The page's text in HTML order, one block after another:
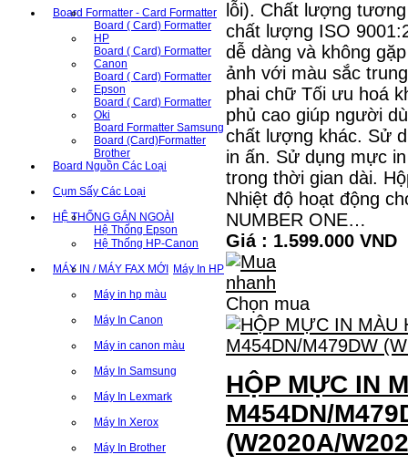
Board Formatter - Card Formatter
Board ( Card) Formatter
HP
Board ( Card) Formatter
Canon
Board ( Card) Formatter
Epson
Board ( Card) Formatter
Oki
Board Formatter Samsung
Board (Card)Formatter
Brother
Board Nguồn Các Loại
Cụm Sấy Các Loại
HỆ THỐNG GẮN NGOÀI
Hệ Thống Epson
Hệ Thống HP-Canon
MÁY IN / MÁY FAX MỚI Máy In HP
Máy in hp màu
Máy In Canon
Máy in canon màu
Máy In Samsung
Máy In Lexmark
Máy In Xerox
Máy In Brother
lỗi). Chất lượng
chất lượng ISO
dễ dàng và không
ảnh với màu sắc
phai chữ Tối ưu hoá
phủ cao giúp người
chất lượng khác. Sử
in ấn. Sử dụng mực
trong thời gian dài.
Nhiệt độ hoạt động
NUMBER ONE…
Giá : 1.599.000 VND
Chọn mua
HỘP MỰC IN
M454DN/
(W2020A/